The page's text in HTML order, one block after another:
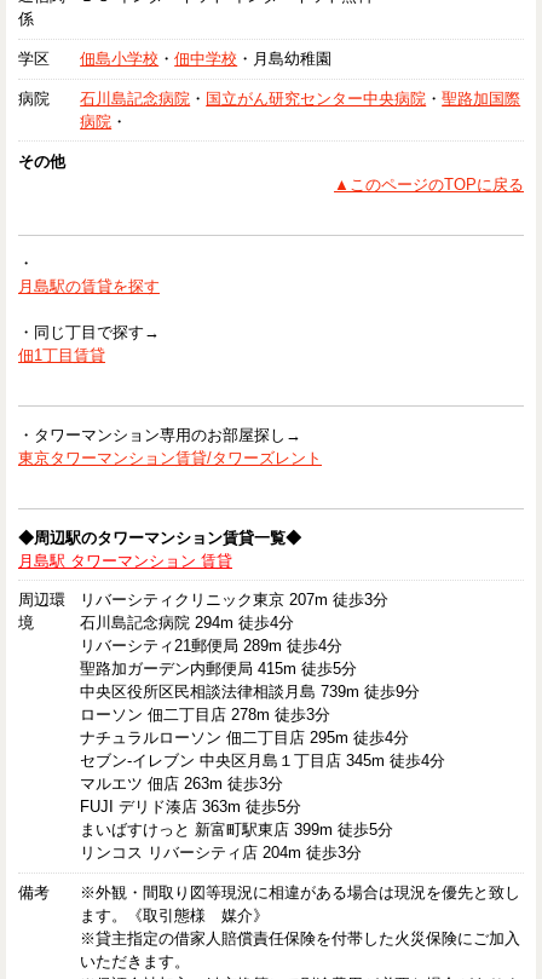
係
学区 佃島小学校 ・佃中学校 ・月島幼稚園
病院 石川島記念病院 ・ 国立がん研究センター中央病院 ・聖路加国際
病院 ・
その他
▲このページのTOPに戻る
・
月島駅の賃貸を探す
・同じ丁目で探す→
佃1丁目賃貸
・タワーマンション専用のお部屋探し→
東京タワーマンション賃貸/タワーズレント
◆周辺駅のタワーマンション賃貸一覧◆
月島駅 タワーマンション 賃貸
周辺環
境
リバーシティクリニック東京 207m 徒歩3分
石川島記念病院 294m 徒歩4分
リバーシティ21郵便局 289m 徒歩4分
聖路加ガーデン内郵便局 415m 徒歩5分
中央区役所区民相談法律相談月島 739m 徒歩9分
ローソン 佃二丁目店 278m 徒歩3分
ナチュラルローソン 佃二丁目店 295m 徒歩4分
セブン-イレブン 中央区月島１丁目店 345m 徒歩4分
マルエツ 佃店 263m 徒歩3分
FUJI デリド湊店 363m 徒歩5分
まいばすけっと 新富町駅東店 399m 徒歩5分
リンコス リバーシティ店 204m 徒歩3分
備考
※外観・間取り図等現況に相違がある場合は現況を優先と致し
ます。《取引態様 媒介》
※貸主指定の借家人賠償責任保険を付帯した火災保険にご加入
いただきます。